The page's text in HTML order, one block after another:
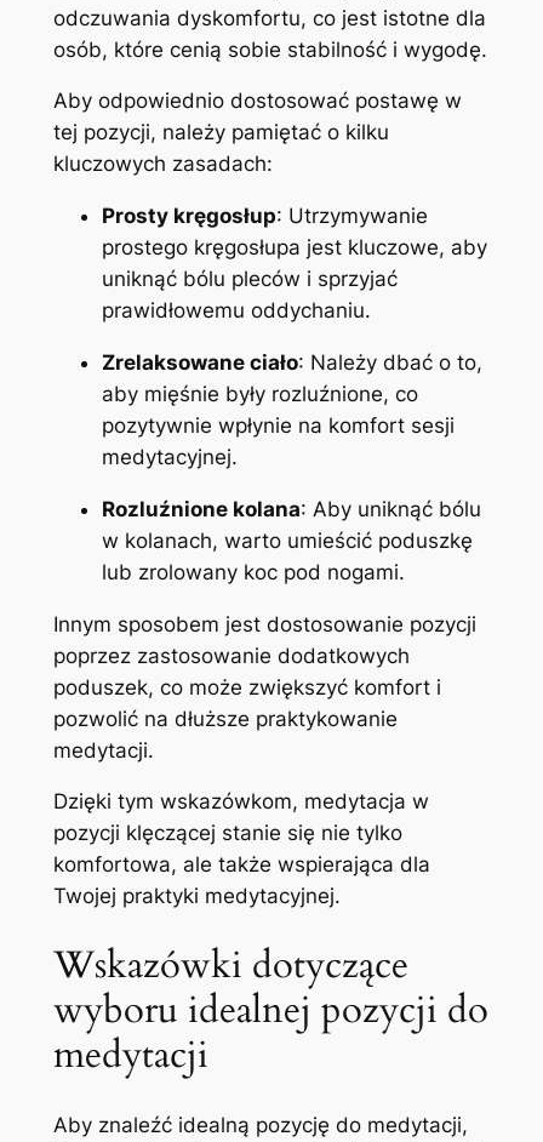
odczuwania dyskomfortu, co jest istotne dla
osób, które cenią sobie stabilność i wygodę.
Aby odpowiednio dostosować postawę w
tej pozycji, należy pamiętać o kilku
kluczowych zasadach:
Prosty kręgosłup: Utrzymywanie
prostego kręgosłupa jest kluczowe, aby
uniknąć bólu pleców i sprzyjać
prawidłowemu oddychaniu.
Zrelaksowane ciało: Należy dbać o to,
aby mięśnie były rozluźnione, co
pozytywnie wpłynie na komfort sesji
medytacyjnej.
Rozluźnione kolana: Aby uniknąć bólu
w kolanach, warto umieścić poduszkę
lub zrolowany koc pod nogami.
Innym sposobem jest dostosowanie pozycji
poprzez zastosowanie dodatkowych
poduszek, co może zwiększyć komfort i
pozwolić na dłuższe praktykowanie
medytacji.
Dzięki tym wskazówkom, medytacja w
pozycji klęczącej stanie się nie tylko
komfortowa, ale także wspierająca dla
Twojej praktyki medytacyjnej.
Wskazówki dotyczące
wyboru idealnej pozycji do
medytacji
Aby znaleźć idealną pozycję do medytacji,